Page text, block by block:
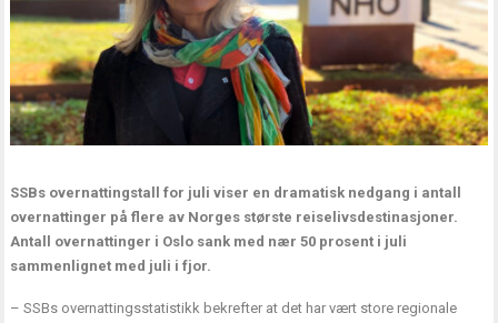
SSBs overnattingstall for juli viser en dramatisk nedgang i antall
overnattinger på flere av Norges største reiselivsdestinasjoner.
Antall overnattinger i Oslo sank med nær 50 prosent i juli
sammenlignet med juli i fjor.
– SSBs overnattingsstatistikk bekrefter at det har vært store regionale